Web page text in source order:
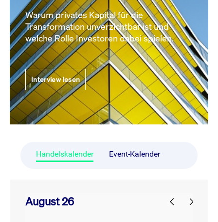
Warum privates Kapital für die
Transformation unverzichtbar ist und
welche Rolle Investoren dabei spielen.
Interview lesen
Handelskalender Event-Kalender
August 26